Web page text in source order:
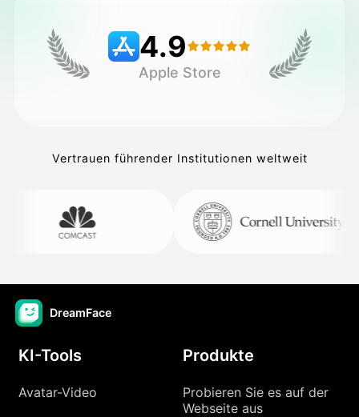
4.9
Apple Store
Vertrauen führender Institutionen weltweit
DreamFace
KI-Tools
Avatar-Video
Produkte
Probieren Sie es auf der
Webseite aus